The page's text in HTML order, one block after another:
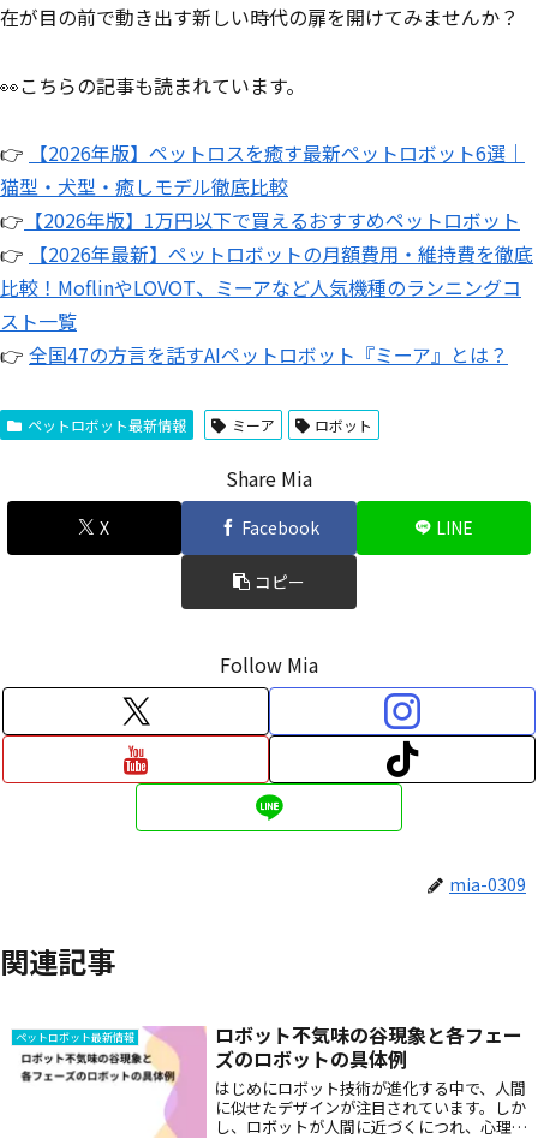
在が目の前で動き出す新しい時代の扉を開けてみませんか？
👀こちらの記事も読まれています。
👉
【2026年版】ペットロスを癒す最新ペットロボット6選｜
猫型・犬型・癒しモデル徹底比較
👉 【2026年版】1万円以下で買えるおすすめペットロボット
👉
【2026年最新】ペットロボットの月額費用・維持費を徹底
比較！MoflinやLOVOT、ミーアなど人気機種のランニングコ
スト一覧
👉 全国47の方言を話すAIペットロボット『ミーア』とは？
ペットロボット最新情報 ミーア ロボット
Share Mia
X Facebook LINE
コピー
Follow Mia
mia-0309
関連記事
ペットロボット最新情報
ロボット不気味の谷現象と各フェー
ズのロボットの具体例
はじめにロボット技術が進化する中で、人間
に似せたデザインが注目されています。しか
し、ロボットが人間に近づくにつれ、心理的